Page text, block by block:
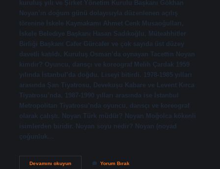
kuruluş yılı ve Şirket Yönetim Kurulu Başkanı Gökhan
Noyan’ın doğum günü dolayısıyla düzenlenen açılış
törenine İskele Kaymakamı Ahmet Cenk Musaoğulları,
İskele Belediye Başkanı Hasan Sadıkoğlu, Müteahhitler
Birliği Başkanı Cafer Gürcafer ve çok sayıda üst düzey
davetli katıldı. Kuruluş Osman’da oynayan Tacettin Noyan
kimdir? Oyuncu, dansçı ve koreograf Melih Çardak 1959
yılında İstanbul’da doğdu. Liseyi bitirdi. 1978-1985 yılları
arasında Şan Tiyatrosu, Devekuşu Kabare ve Levent Kırca
Tiyatrosu’nda, 1987-1990 yılları arasında ise İstanbul
Metropolitan Tiyatrosu’nda oyuncu, dansçı ve koreograf
olarak çalıştı. Noyan Türk müdür? Noyan Moğolca kökenli
isimlerden biridir. Noyan soyu nedir? Noyan (noyad
çoğunluk…
Devamını okuyunZarif
Yorum Bırak